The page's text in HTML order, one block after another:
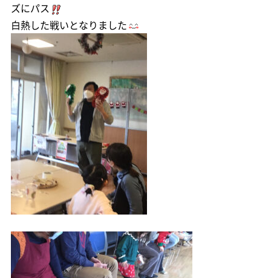
ズにパス
白熱した戦いとなりました